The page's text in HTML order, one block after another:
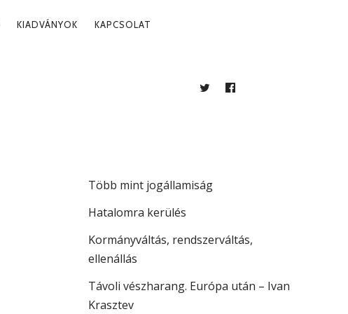
KIADVÁNYOK KAPCSOLAT
TWITTERFACEBOOK
Több mint jogállamiság
Hatalomra kerülés
Kormányváltás, rendszerváltás,
ellenállás
Távoli vészharang. Európa után – Ivan
Krasztev